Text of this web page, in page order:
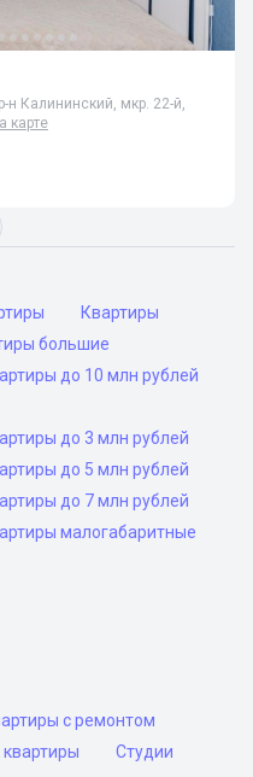
н Калининский, мкр. 22-й,
карте
Квартиры
большие
до 10 млн рублей
до 3 млн рублей
до 5 млн рублей
до 7 млн рублей
малогабаритные
с ремонтом
Студии